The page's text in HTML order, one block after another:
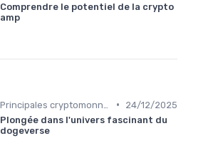
Comprendre le potentiel de la crypto
amp
•
24/12/2025
Plongée dans l'univers fascinant du
dogeverse